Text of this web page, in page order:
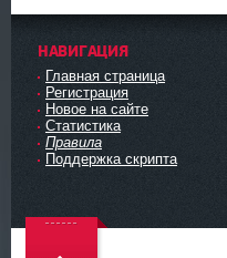
НАВИГАЦИЯ
Главная страница
Регистрация
Новое на сайте
Статистика
Правила
Поддержка скрипта